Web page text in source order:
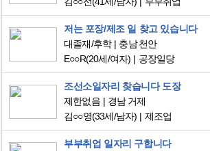
저는 포장/제조 일 찾고 있습니다
대졸재/후학
충남 천안
E○○R(20세/여자) 공장일당
조선소일자리 찾습니다 도장
제한없음
경남 거제
김○○영(33세/남자) 제조업
부부취업 일자리 구합니다